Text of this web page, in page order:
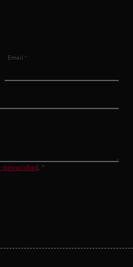
Email*
privacidad. *